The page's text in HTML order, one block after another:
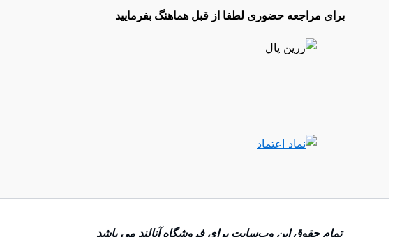
برای مراجعه حضوری لطفا از قبل هماهنگ بفرمایید
تمام حقوق اين وب‌سايت برای فروشگاه آنالند می باشد